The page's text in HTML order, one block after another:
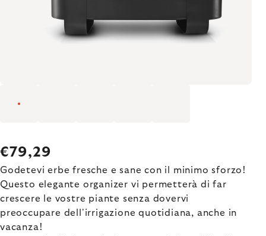
€79,29
Godetevi erbe fresche e sane con il minimo sforzo!
Questo elegante organizer vi permetterà di far
crescere le vostre piante senza dovervi
preoccupare dell'irrigazione quotidiana, anche in
vacanza!